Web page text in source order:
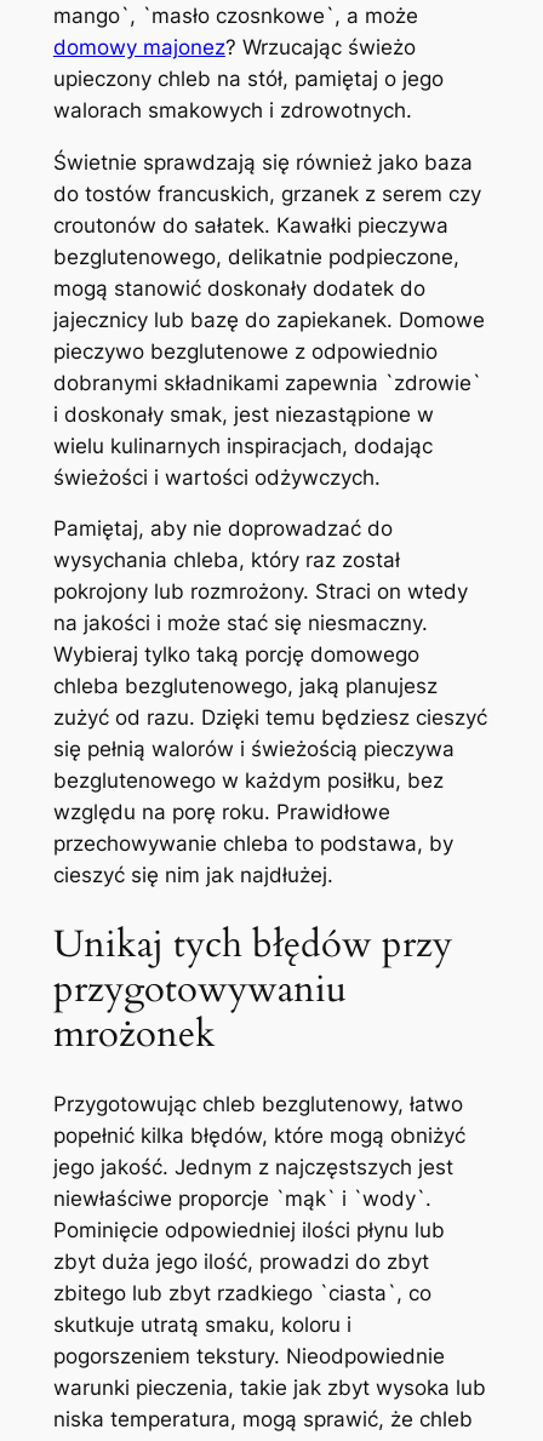
mango`, `masło czosnkowe`, a może
domowy majonez? Wrzucając świeżo
upieczony chleb na stół, pamiętaj o jego
walorach smakowych i zdrowotnych.
Świetnie sprawdzają się również jako baza
do tostów francuskich, grzanek z serem czy
croutonów do sałatek. Kawałki pieczywa
bezglutenowego, delikatnie podpieczone,
mogą stanowić doskonały dodatek do
jajecznicy lub bazę do zapiekanek. Domowe
pieczywo bezglutenowe z odpowiednio
dobranymi składnikami zapewnia `zdrowie`
i doskonały smak, jest niezastąpione w
wielu kulinarnych inspiracjach, dodając
świeżości i wartości odżywczych.
Pamiętaj, aby nie doprowadzać do
wysychania chleba, który raz został
pokrojony lub rozmrożony. Straci on wtedy
na jakości i może stać się niesmaczny.
Wybieraj tylko taką porcję domowego
chleba bezglutenowego, jaką planujesz
zużyć od razu. Dzięki temu będziesz cieszyć
się pełnią walorów i świeżością pieczywa
bezglutenowego w każdym posiłku, bez
względu na porę roku. Prawidłowe
przechowywanie chleba to podstawa, by
cieszyć się nim jak najdłużej.
Unikaj tych błędów przy
przygotowywaniu
mrożonek
Przygotowując chleb bezglutenowy, łatwo
popełnić kilka błędów, które mogą obniżyć
jego jakość. Jednym z najczęstszych jest
niewłaściwe proporcje `mąk` i `wody`.
Pominięcie odpowiedniej ilości płynu lub
zbyt duża jego ilość, prowadzi do zbyt
zbitego lub zbyt rzadkiego `ciasta`, co
skutkuje utratą smaku, koloru i
pogorszeniem tekstury. Nieodpowiednie
warunki pieczenia, takie jak zbyt wysoka lub
niska temperatura, mogą sprawić, że chleb